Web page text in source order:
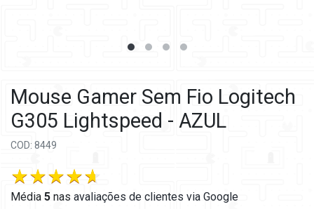
Mouse Gamer Sem Fio Logitech
G305 Lightspeed - AZUL
COD: 8449
Média 5 nas avaliações de clientes via Google